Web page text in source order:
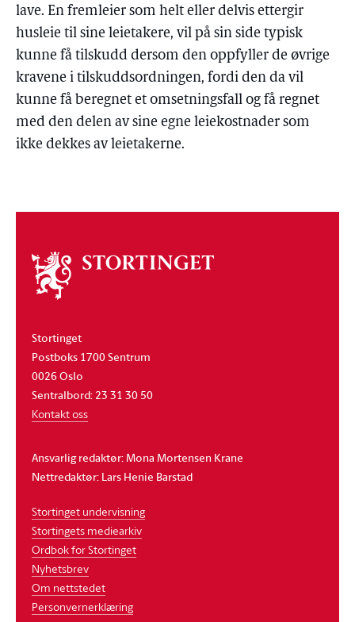
lave. En fremleier som helt eller delvis ettergir
husleie til sine leietakere, vil på sin side typisk
kunne få tilskudd dersom den oppfyller de øvrige
kravene i tilskuddsordningen, fordi den da vil
kunne få beregnet et omsetningsfall og få regnet
med den delen av sine egne leiekostnader som
ikke dekkes av leietakerne.
Om
stortinget
Stortinget
Postboks 1700 Sentrum
0026 Oslo
Sentralbord: 23 31 30 50
Kontakt oss
Ansvarlig redaktør: Mona Mortensen Krane
Nettredaktør: Lars Henie Barstad
Stortinget undervisning
Stortingets mediearkiv
Ordbok for Stortinget
Nyhetsbrev
Om nettstedet
Personvernerklæring